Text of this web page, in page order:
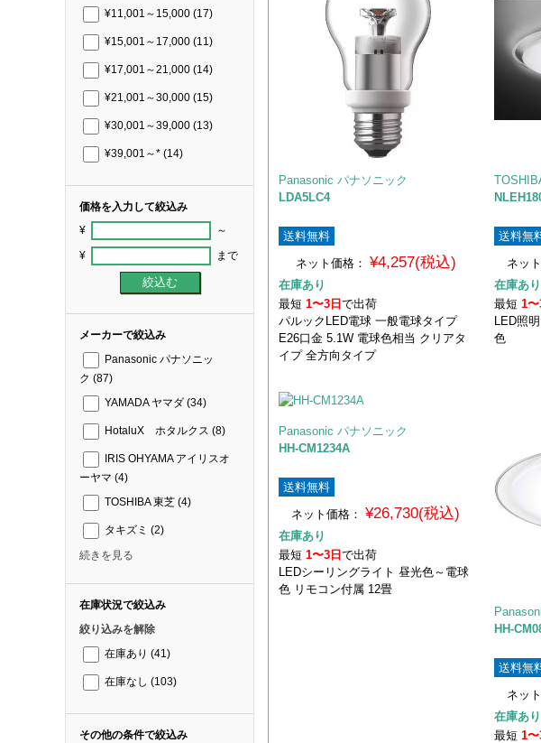
¥11,001～15,000 (17)
¥15,001～17,000 (11)
¥17,001～21,000 (14)
¥21,001～30,000 (15)
¥30,001～39,000 (13)
¥39,001～* (14)
価格を入力して絞込み
¥ ～
¥ まで
メーカーで絞込み
Panasonic パナソニッ
ク (87)
YAMADA ヤマダ (34)
HotaluX ホタルクス (8)
IRIS OHYAMA アイリスオ
ーヤマ (4)
TOSHIBA 東芝 (4)
タキズミ (2)
続きを見る
在庫状況で絞込み
絞り込みを解除
在庫あり (41)
在庫なし (103)
その他の条件で絞込み
Panasonic パナソニック
LDA5LC4
送料無料
ネット価格： ¥4,257(税込)
在庫あり
最短 1〜3日 で出荷
パルックLED電球 一般電球タイプ
E26口金 5.1W 電球色相当 クリアタ
イプ 全方向タイプ
送料無
ネッ
在庫あり
最短1
LED照
色
Panasonic パナソニック
HH-CM1234A
送料無料
ネット価格：
¥26,730(税込)
在庫あり
最短 1〜3日 で出荷
LEDシーリングライト 昼光色～電球
色 リモコン付属 12畳
HH-
送料無
ネッ
在庫あり
最短1